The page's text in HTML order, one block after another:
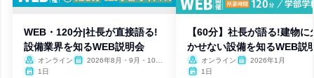
WEB・120分|社長が直接語る!
設備業界を知るWEB説明会
オンライン
2026年8月・9月・10
1日
【60分】社長が語る!建物に
かせない設備を知るWEB説
オンライン
2026年1月
1日